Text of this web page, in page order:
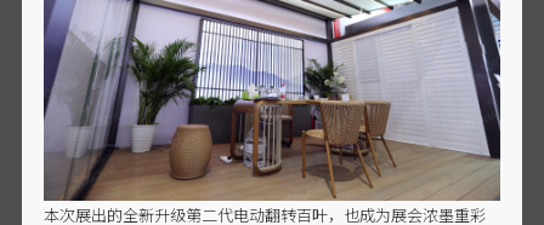
本次展出的全新升级第二代电动翻转百叶，也成为展会浓墨重彩